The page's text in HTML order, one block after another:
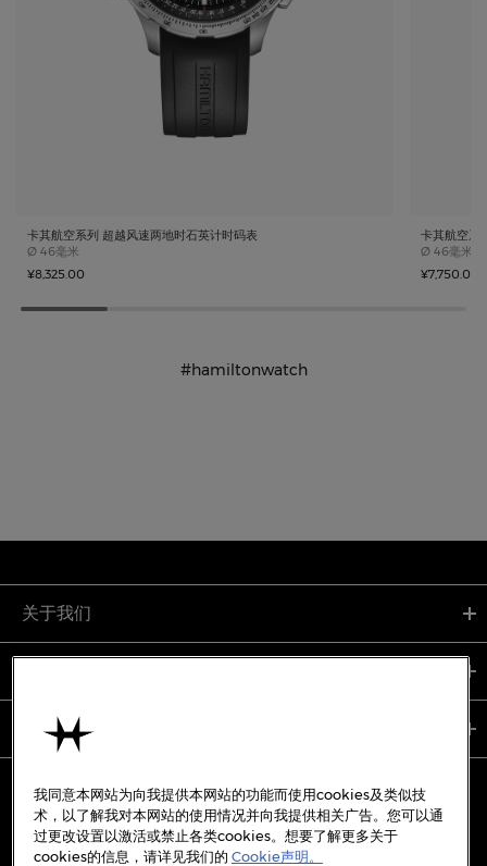
卡其航空系列 超越风速两地时石英计时码表
Ø Case size
46毫米
¥8,325.00
卡其航空系
Ø Case size
46毫米
¥7,750.00
#hamiltonwatch
关于我们
使用条款
备案号:沪ICP备19045273号-7
我同意本网站为向我提供本网站的功能而使用cookies及类似技
术，以了解我对本网站的使用情况并向我提供相关广告。您可以通
过更改设置以激活或禁止各类cookies。想要了解更多关于
cookies的信息，请详见我们的 Cookie声明。